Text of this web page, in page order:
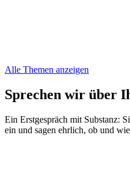
Alle Themen anzeigen
Sprechen wir über
Ein Erstgespräch mit Substanz:
ein und sagen ehrlich, ob und